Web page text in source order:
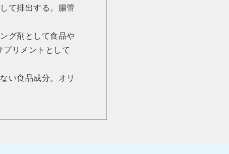
て排出する。腸管
グ剤として食品や
プリメントとして
い食品成分。オリ